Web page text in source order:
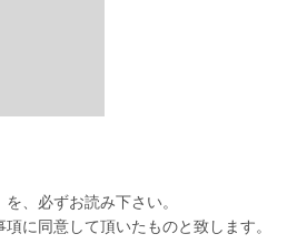
を、必ずお読み下さい。
に同意して頂いたものと致します。